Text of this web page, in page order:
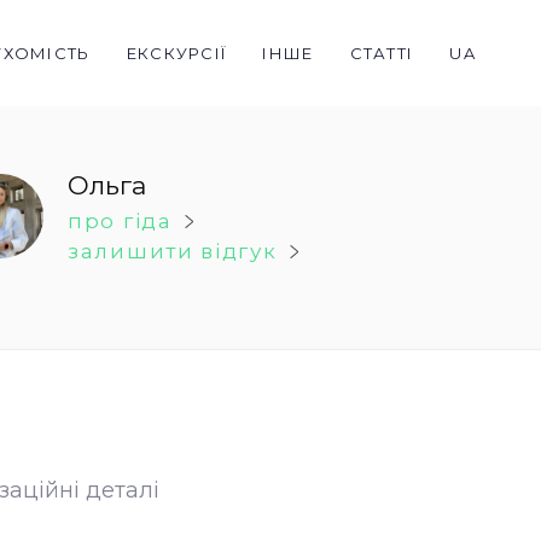
ЕКСКУРСІЇ ІНШЕ СТАТТІ UA
Ольга
про гіда
залишити відгук
деталі